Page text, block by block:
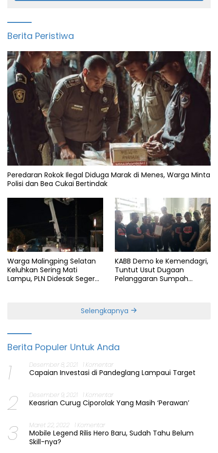
Berita Peristiwa
Peredaran Rokok Ilegal Diduga Marak di Menes, Warga Minta
Polisi dan Bea Cukai Bertindak
Warga Malingping Selatan
Keluhkan Sering Mati
Lampu, PLN Didesak Segera
KABB Demo ke Kemendagri,
Tuntut Usut Dugaan
Pelanggaran Sumpah
Selengkapnya
Berita Populer Untuk Anda
1 Desember 8, 2021 1 Komentar
Capaian Investasi di Pandeglang Lampaui Target
2 Desember 9, 2021 1 Komentar
Keasrian Curug Ciporolak Yang Masih ‘Perawan’
3 Maret 22, 2022 1 Komentar
Mobile Legend Rilis Hero Baru, Sudah Tahu Belum
Skill-nya?